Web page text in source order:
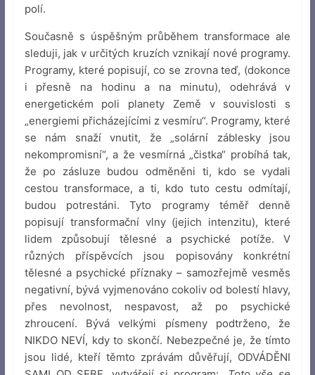
polí.
Současně s úspěšným průběhem transformace ale
sleduji, jak v určitých kruzích vznikají nové programy.
Programy, které popisují, co se zrovna teď, (dokonce
i přesně na hodinu a na minutu), odehrává v
energetickém poli planety Země v souvislosti s
„energiemi přicházejícími z vesmíru“. Programy, které
se nám snaží vnutit, že „solární záblesky jsou
nekompromisní“, a že vesmírná „čistka“ probíhá tak,
že po zásluze budou odměněni ti, kdo se vydali
cestou transformace, a ti, kdo tuto cestu odmítají,
budou potrestáni. Tyto programy téměř denně
popisují transformační vlny (jejich intenzitu), které
lidem způsobují tělesné a psychické potíže. V
různých příspěvcích jsou popisovány konkrétní
tělesné a psychické příznaky – samozřejmě vesměs
negativní, bývá vyjmenováno cokoliv od bolestí hlavy,
přes nevolnost, nespavost, až po psychické
zhroucení. Bývá velkými písmeny podtrženo, že
NIKDO NEVÍ, kdy to skončí. Nebezpečné je, že tímto
jsou lidé, kteří těmto zprávám důvěřují, ODVÁDĚNI